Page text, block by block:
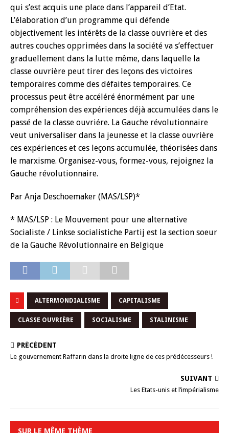
qui s’est acquis une place dans l’appareil d’Etat.
L’élaboration d’un programme qui défende
objectivement les intérêts de la classe ouvrière et des
autres couches opprimées dans la société va s’effectuer
graduellement dans la lutte même, dans laquelle la
classe ouvrière peut tirer des leçons des victoires
temporaires comme des défaites temporaires. Ce
processus peut être accéléré énormément par une
compréhension des expériences déjà accumulées dans le
passé de la classe ouvriére. La Gauche révolutionnaire
veut universaliser dans la jeunesse et la classe ouvrière
ces expériences et ces leçons accumulée, théorisées dans
le marxisme. Organisez-vous, formez-vous, rejoignez la
Gauche révolutionnaire.
Par Anja Deschoemaker (MAS/LSP)*
* MAS/LSP : Le Mouvement pour une alternative
Socialiste / Linkse socialistiche Partij est la section soeur
de la Gauche Révolutionnaire en Belgique
ALTERMONDIALISME CAPITALISME
CLASSE OUVRIÈRE SOCIALISME STALINISME
PRÉCÉDENT
Le gouvernement Raffarin dans la droite ligne de ces prédécesseurs !
SUIVANT
Les Etats-unis et l’impérialisme
SUR LE MÊME THÈME